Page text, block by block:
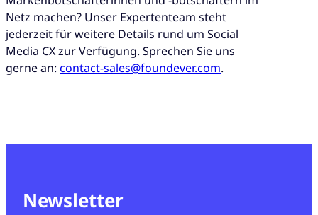
Netz machen? Unser Expertenteam steht
jederzeit für weitere Details rund um Social
Media CX zur Verfügung. Sprechen Sie uns
gerne an: contact-sales@foundever.com.
Newsletter